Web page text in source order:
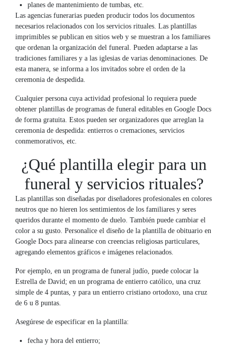
planes de mantenimiento de tumbas, etc.
Las agencias funerarias pueden producir todos los documentos
necesarios relacionados con los servicios rituales. Las plantillas
imprimibles se publican en sitios web y se muestran a los familiares
que ordenan la organización del funeral. Pueden adaptarse a las
tradiciones familiares y a las iglesias de varias denominaciones. De
esta manera, se informa a los invitados sobre el orden de la
ceremonia de despedida.
Cualquier persona cuya actividad profesional lo requiera puede
obtener plantillas de programas de funeral editables en Google Docs
de forma gratuita. Estos pueden ser organizadores que arreglan la
ceremonia de despedida: entierros o cremaciones, servicios
conmemorativos, etc.
¿Qué plantilla elegir para un
funeral y servicios rituales?
Las plantillas son diseñadas por diseñadores profesionales en colores
neutros que no hieren los sentimientos de los familiares y seres
queridos durante el momento de duelo. También puede cambiar el
color a su gusto. Personalice el diseño de la plantilla de obituario en
Google Docs para alinearse con creencias religiosas particulares,
agregando elementos gráficos e imágenes relacionados.
Por ejemplo, en un programa de funeral judío, puede colocar la
Estrella de David; en un programa de entierro católico, una cruz
simple de 4 puntas, y para un entierro cristiano ortodoxo, una cruz
de 6 u 8 puntas.
Asegúrese de especificar en la plantilla:
fecha y hora del entierro;